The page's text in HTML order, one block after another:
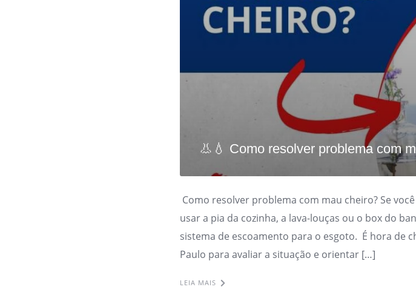
👃💧 Como resolver problema com
Como resolver problema com mau cheiro? Se
usar a pia da cozinha, a lava-louças ou o box do
sistema de escoamento para o esgoto. É hora de
Paulo para avaliar a situação e orientar […]
LEIA MAIS